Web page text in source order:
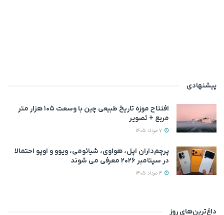
پیشنهادی
افتتاح موزه تاریخ طبیعی چین با وسعت ۱۰۵ هزار متر
مربع + تصویر
پرچم‌داران اپل، هواوی، شیائومی، ویوو و اوپو احتمالا
در سپتامبر ۲۰۲۶ معرفی می‌ شوند
داغ‌ترین‌های روز